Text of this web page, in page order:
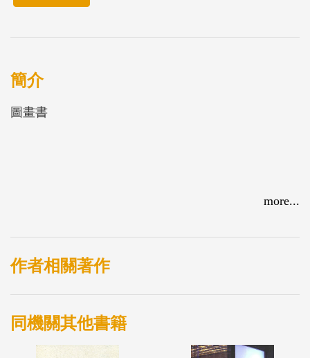
簡介
圖畫書
more...
作者相關著作
同機關其他書籍